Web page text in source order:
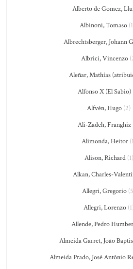
Alberto de Gomez,
Albinoni, Tomaso
Albrechtsberger, Johann
Albrici, Vincenzo
Aleñar, Mathías
Alfonso X (El Sabio)
Alfvén, Hugo (2)
Ali-Zadeh, Franghiz
Alimonda, Heitor
Alison, Richard(1)
Alkan, Charles-
Allegri, Gregorio
Allegri, Lorenzo
Allende, Pedro
Almeida Garret, João
Almeida Prado, José Antônio